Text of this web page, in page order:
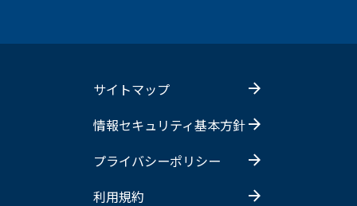
サイトマップ
情報セキュリティ基本方針
プライバシーポリシー
利用規約